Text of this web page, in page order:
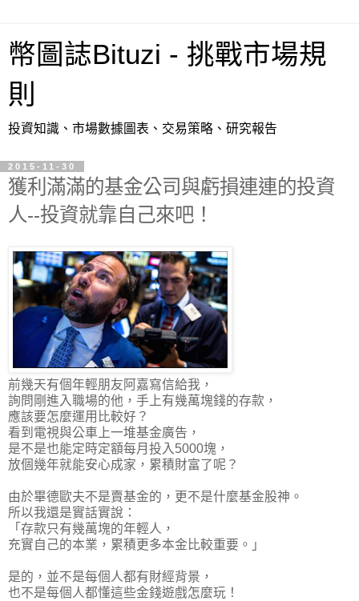
幣圖誌Bituzi - 挑戰市場規
則
投資知識、市場數據圖表、交易策略、研究報告
2015-11-30
獲利滿滿的基金公司與虧損連連的投資
人--投資就靠自己來吧！
前幾天有個年輕朋友阿嘉寫信給我，
詢問剛進入職場的他，手上有幾萬塊錢的存款，
應該要怎麼運用比較好？
看到電視與公車上一堆基金廣告，
是不是也能定時定額每月投入5000塊，
放個幾年就能安心成家，累積財富了呢？
由於畢德歐夫不是賣基金的，更不是什麼基金股神。
所以我還是實話實說：
「存款只有幾萬塊的年輕人，
充實自己的本業， 累積更多本金比較重要 。」
是的，並不是每個人都有財經背景，
也不是每個人都懂這些金錢遊戲怎麼玩！